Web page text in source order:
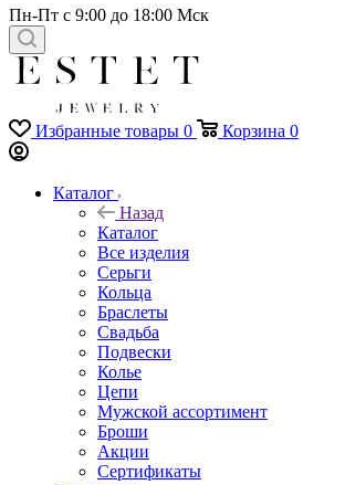
Пн-Пт с 9:00 до 18:00 Мск
Избранные товары 0 Корзина 0
Каталог
Назад
Каталог
Все изделия
Серьги
Кольца
Браслеты
Свадьба
Подвески
Колье
Цепи
Мужской ассортимент
Броши
Акции
Сертификаты